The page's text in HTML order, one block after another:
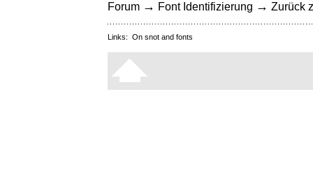
Forum → Font Identifizierung → Zurück
Links: On snot and fonts